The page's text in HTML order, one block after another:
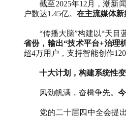
截至2025年12 月，潮新
户数达1.45亿。 在主流媒体新
“传播大脑”构建以“天目
省份，输出“技术平台+治理
超4万用户，支持智能创作120
十大计划，构建系统性
风劲帆满，奋楫争先。
党的二十届四中全会提